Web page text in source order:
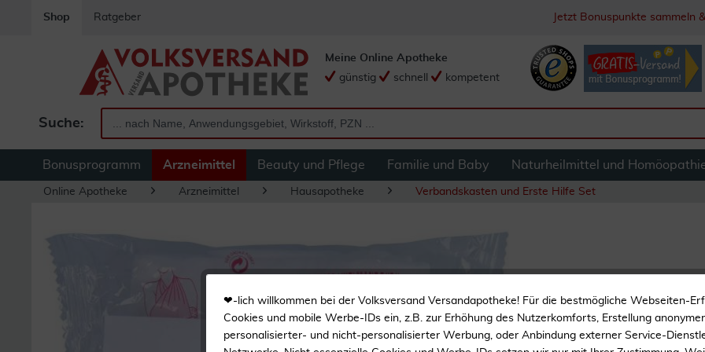
Shop Ratgeber Jetzt Bonuspunkte sammeln
Suche:
Meine Online Apotheke
günstig
schnell kompetent
Bonusprogramm Arzneimittel Beauty und Pflege Familie und Baby Naturheilmittel und
Online Apotheke Arzneimittel Hausapotheke Verbandskasten und Erste Hilfe Set
Dreiecktuch Din
❤-lich willkommen bei der Volksversand Versandapotheke! Für die bestmögliche Webseiten-
Cookies und mobile Werbe-IDs ein, z.B. zur Erhöhung des Nutzerkomforts, Erstellung
personalisierter- und nicht-personalisierter Werbung, oder Anbindung externer Service-